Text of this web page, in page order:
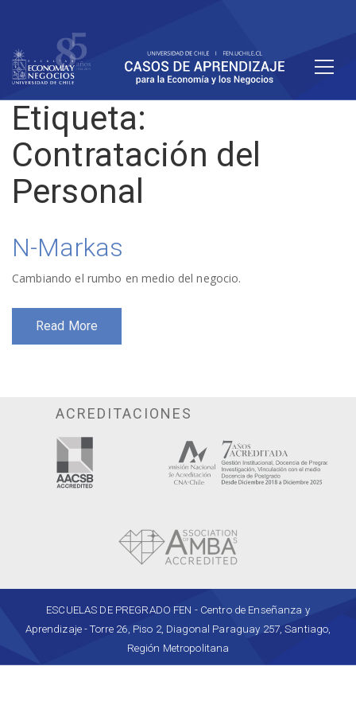
Etiqueta:
Contratación del
Personal
N-Markas
Cambiando el rumbo en medio del negocio.
Read More
ACREDITACIONES
ESCUELAS DE PREGRADO FEN - Centro de Enseñanza y
Aprendizaje - Torre 26, Piso 2, Diagonal Paraguay 257, Santiago,
Región Metropolitana